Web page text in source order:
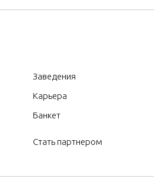
Заведения
Карьера
Банкет
Стать партнером